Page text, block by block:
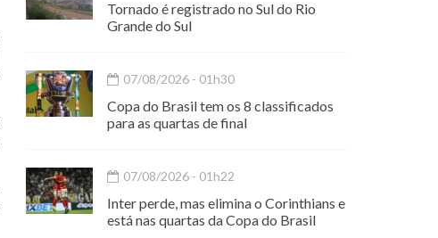
Tornado é registrado no Sul do Rio
Grande do Sul
07/08/2026 - 01h30
Copa do Brasil tem os 8 classificados
para as quartas de final
07/08/2026 - 01h22
Inter perde, mas elimina o Corinthians e
está nas quartas da Copa do Brasil